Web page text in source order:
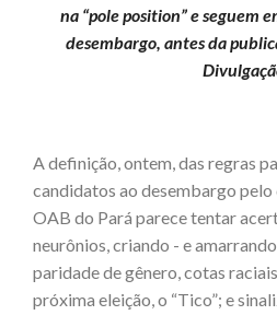
na “pole position” e seguem
desembargo, antes da
A definição, ontem, das regras
candidatos ao desembargo
OAB do Pará parece tentar
neurônios, criando - e
paridade de gênero, cotas
próxima eleição, o “Tico”; e